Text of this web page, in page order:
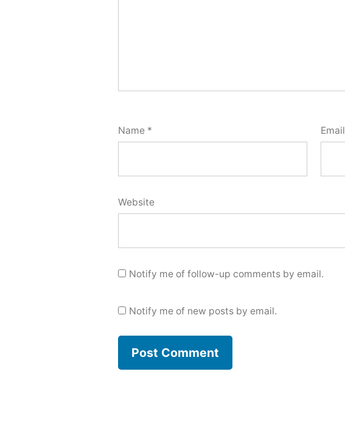
Name * Email
Website
Notify me of follow-up comments by email.
Notify me of new posts by email.